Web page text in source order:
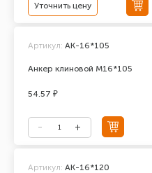
Уточнить цену
Анкер клиновой М16*105
Артикул: АК-16*105
54.57 ₽
Артикул: АК-16*120